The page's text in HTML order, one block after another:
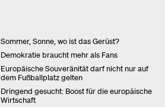
Sommer, Sonne, wo ist das Gerüst?
Demokratie braucht mehr als Fans
Europäische Souveränität darf nicht nur auf
dem Fußballplatz gelten
Dringend gesucht: Boost für die europäische
Wirtschaft